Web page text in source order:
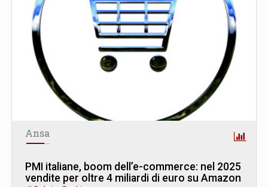
Ansa
PMI italiane, boom dell’e-commerce: nel 2025
vendite per oltre 4 miliardi di euro su Amazon